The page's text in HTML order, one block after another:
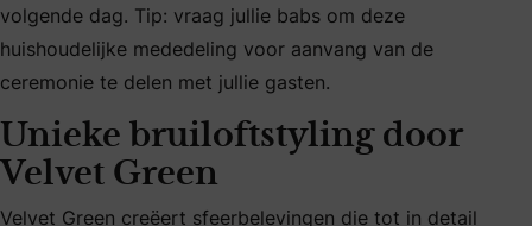
volgende dag. Tip: vraag jullie babs om deze
huishoudelijke mededeling voor aanvang van de
ceremonie te delen met jullie gasten.
Unieke bruiloftstyling door
Velvet Green
Velvet Green creëert sfeerbelevingen die tot in detail